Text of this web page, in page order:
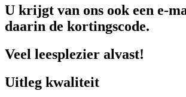
U krijgt van ons ook een e-
daarin de kortingscode.
Veel leesplezier alvast!
Uitleg kwaliteit